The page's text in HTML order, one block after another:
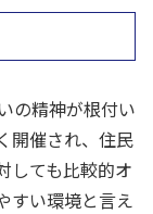
の精神が根付い
開催され、住民
しても比較的オ
すい環境と言え